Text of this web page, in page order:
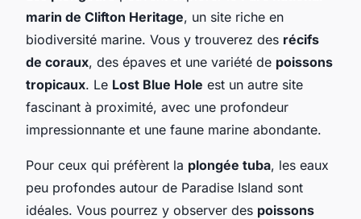
marin de Clifton Heritage, un site riche en
biodiversité marine. Vous y trouverez des récifs
de coraux, des épaves et une variété de poissons
tropicaux. Le Lost Blue Hole est un autre site
fascinant à proximité, avec une profondeur
impressionnante et une faune marine abondante.
Pour ceux qui préfèrent la plongée tuba, les eaux
peu profondes autour de Paradise Island sont
idéales. Vous pourrez y observer des poissons